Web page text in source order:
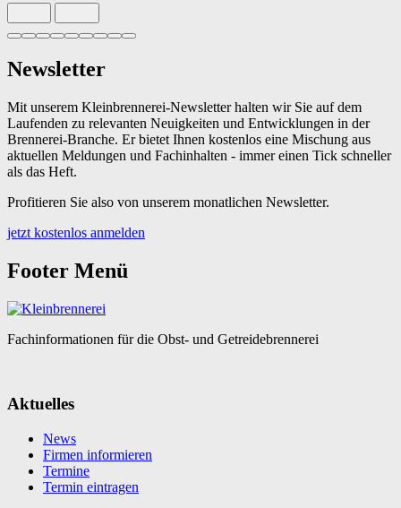
Slide 1 von 9 aktiv
Newsletter
Mit unserem Kleinbrennerei-Newsletter halten wir Sie auf dem
Laufenden zu relevanten Neuigkeiten und Entwicklungen in der
Brennerei-Branche. Er bietet Ihnen kostenlos eine Mischung aus
aktuellen Meldungen und Fachinhalten - immer einen Tick schneller
als das Heft.
Profitieren Sie also von unserem monatlichen Newsletter.
jetzt kostenlos anmelden
Footer Menü
Fachinformationen für die Obst- und Getreidebrennerei
Aktuelles
News
Firmen informieren
Termine
Termin eintragen